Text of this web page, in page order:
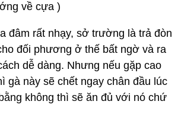
về cựa )
đâm rất nhạy, sở trường là trả đòn
đối phương ở thế bất ngờ và ra
dễ dàng. Nhưng nếu gặp cao
gà này sẽ chết ngay chân đầu lúc
không thì sẽ ăn đủ với nó chứ